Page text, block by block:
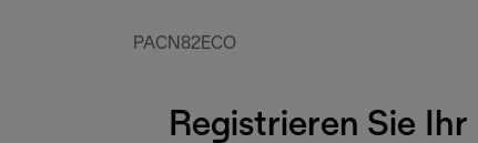
PACN82ECO
Registrieren Sie